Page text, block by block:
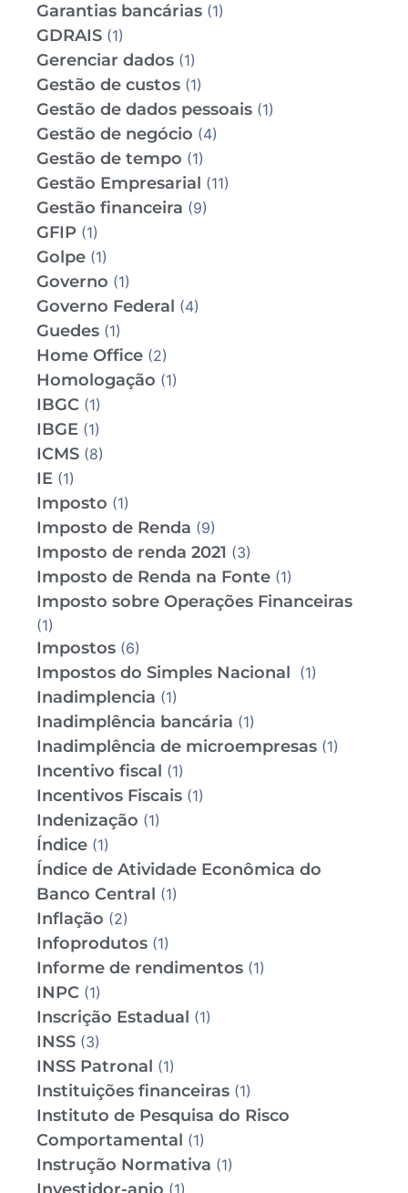
Garantias bancárias (1)
GDRAIS (1)
Gerenciar dados (1)
Gestão de custos (1)
Gestão de dados pessoais (1)
Gestão de negócio (4)
Gestão de tempo (1)
Gestão Empresarial (11)
Gestão financeira (9)
GFIP (1)
Golpe (1)
Governo (1)
Governo Federal (4)
Guedes (1)
Home Office (2)
Homologação (1)
IBGC (1)
IBGE (1)
ICMS (8)
IE (1)
Imposto (1)
Imposto de Renda (9)
Imposto de renda 2021 (3)
Imposto de Renda na Fonte (1)
Imposto sobre Operações Financeiras
(1)
Impostos (6)
Impostos do Simples Nacional (1)
Inadimplencia (1)
Inadimplência bancária (1)
Inadimplência de microempresas (1)
Incentivo fiscal (1)
Incentivos Fiscais (1)
Indenização (1)
Índice (1)
Índice de Atividade Econômica do
Banco Central (1)
Inflação (2)
Infoprodutos (1)
Informe de rendimentos (1)
INPC (1)
Inscrição Estadual (1)
INSS (3)
INSS Patronal (1)
Instituições financeiras (1)
Instituto de Pesquisa do Risco
Comportamental (1)
Instrução Normativa (1)